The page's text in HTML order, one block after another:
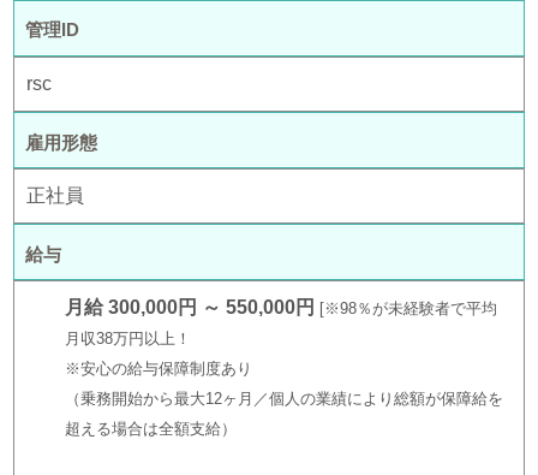
管理ID
rsc
雇用形態
正社員
給与
月給 300,000円 ～ 550,000円
※98％が未経験者で平均
月収38万円以上！
※安心の給与保障制度あり
（乗務開始から最大12ヶ月／個人の業績により総額が保障給を
超える場合は全額支給）